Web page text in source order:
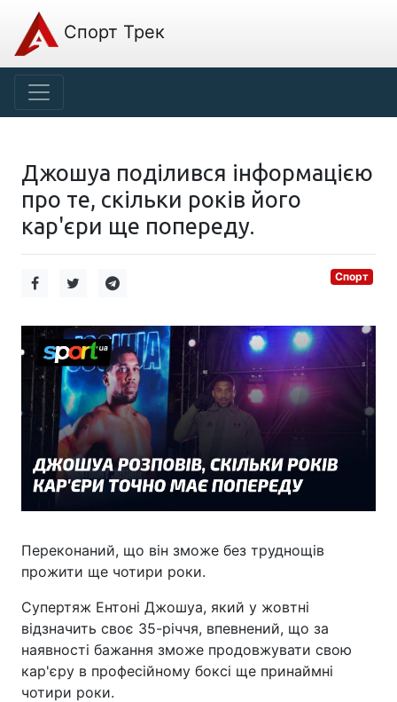
Спорт Трек
Джошуа поділився інформацією
про те, скільки років його
кар'єри ще попереду.
Спорт
Переконаний, що він зможе без труднощів
прожити ще чотири роки.
Супертяж Ентоні Джошуа, який у жовтні
відзначить своє 35-річчя, впевнений, що за
наявності бажання зможе продовжувати свою
кар'єру в професійному боксі ще принаймні
чотири роки.